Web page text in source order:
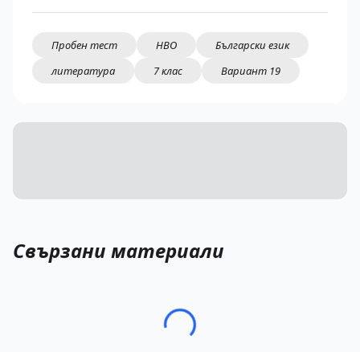
Пробен тест НВО
Български език
литература
7 клас Вариант 19
Свързани материали